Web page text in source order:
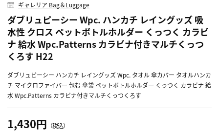
ギャレリア Bag＆Luggage
ダブリュピーシー Wpc. ハンカチ レイングッズ 吸
水性 クロス ペットボトルホルダー くっつく カラビ
ナ 給水 Wpc.Patterns カラビナ付きマルチくっつ
くろす H22
ダブリュピーシー ハンカチ レイングッズ Wpc. タオル 傘カバー タオルハンカ
チ マイクロファイバー 包む 傘袋 ペットボトルホルダー くっつく カラビナ 給
水 Wpc.Patterns カラビナ付きマルチくっつくろす
1,430円 （税込）